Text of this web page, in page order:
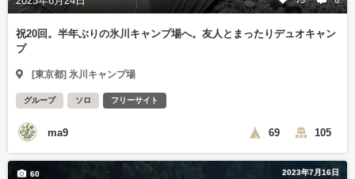
祝20回。半年ぶりの氷川キャンプ場へ。友人とまったりデュオキャン
プ
[東京都] 氷川キャンプ場
グループ ソロ フリーサイト
ma9 69 105
2023年7月16日
60